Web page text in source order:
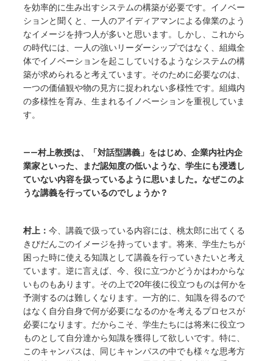
を効率的に生み出すシステムの構築が必要です。イノベー
ションと聞くと、一人のアイディアマンによる偉業のよう
なイメージを持つ人が多いと思います。しかし、これから
の時代には、一人の強いリーダーシップではなく、組織全
体でイノベーションを起こしていけるようなシステムの構
築が求められると考えています。そのために必要なのは、
一つの価値観や物の見方に捉われない多様性です。組織内
の多様性を育み、生まれるイノベーションを重視していま
す。
——村上教授は、「対話型講義」をはじめ、企業内社内企
業家といった、まだ認知度の低いような、学生にも浸透し
ていない内容を扱っているように思いました。なぜこのよ
うな講義を行っているのでしょうか？
村上：今、講義で扱っている内容には、桃太郎に出てくる
きびだんごのイメージを持っています。将来、学生たちが
困った時に使える知識として講義を行っていきたいと考え
ています。逆に言えば、今、役に立つかどうかはわからな
いものもあります。その上で20年後に役立つものは何かを
予測するのは難しくなります。一方的に、知識を得るので
はなく自分自身で何が必要になるのかを考えるプロセスが
必要になります。だからこそ、学生たちには将来に役立つ
ものとして自分達から知識を獲得して欲しいです。特に、
このキャンパスは、同じキャンパスの中でも様々な思考方